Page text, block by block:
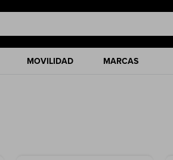
MOVILIDAD MARCAS